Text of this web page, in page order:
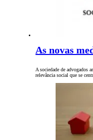
As novas
A sociedade de advogados
relevância social que se